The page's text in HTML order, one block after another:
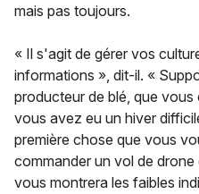
mais pas toujours.
« Il s'agit de gérer vos
informations », dit-il. «
producteur de blé, que
vous avez eu un hiver
première chose que vous
commander un vol de
vous montrera les faibles